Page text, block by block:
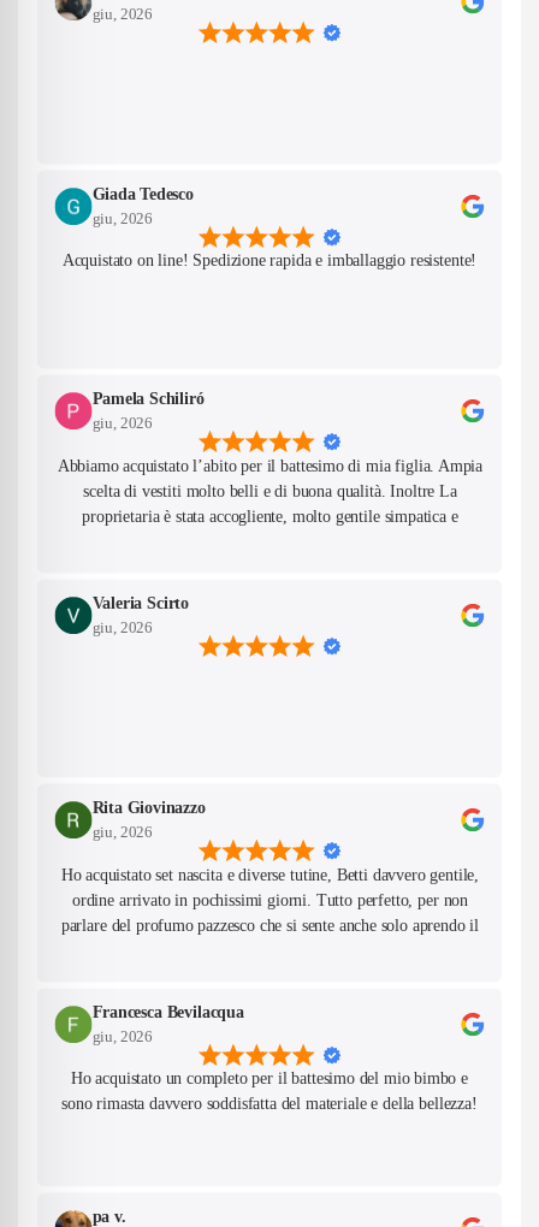
giu, 2026
Giada Tedesco
giu, 2026
Acquistato on line! Spedizione rapida e imballaggio resistente!
Pamela Schiliró
giu, 2026
Abbiamo acquistato l’abito per il battesimo di mia figlia. Ampia
scelta di vestiti molto belli e di buona qualità. Inoltre La
proprietaria è stata accogliente, molto gentile simpatica e
Valeria Scirto
giu, 2026
Rita Giovinazzo
giu, 2026
Ho acquistato set nascita e diverse tutine, Betti davvero gentile,
ordine arrivato in pochissimi giorni. Tutto perfetto, per non
parlare del profumo pazzesco che si sente anche solo aprendo il
Francesca Bevilacqua
giu, 2026
Ho acquistato un completo per il battesimo del mio bimbo e
sono rimasta davvero soddisfatta del materiale e della bellezza!
pa v.
Confirm your age